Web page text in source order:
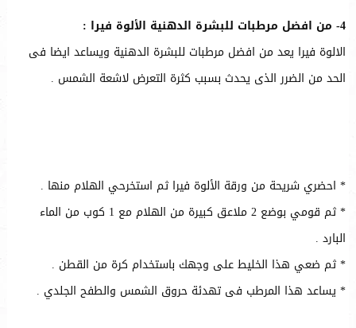
4- من افضل مرطبات للبشرة الدهنية الألوة فيرا :
الالوة فيرا يعد من افضل مرطبات للبشرة الدهنية ويساعد ايضا فى
الحد من الضرر الذى يحدث بسبب كثرة التعرض لاشعة الشمس .
* احضري شريحة من ورقة الألوة فيرا ثم استخرحي الهلام منها .
* ثم قومي بوضع 2 ملاعق كبيرة من الهلام مع 1 كوب من الماء
البارد .
* ثم ضعي هذا الخليط على وجهك باستخدام كرة من القطن .
* يساعد هذا المرطب فى تهدئة حروق الشمس والطفح الجلدي .